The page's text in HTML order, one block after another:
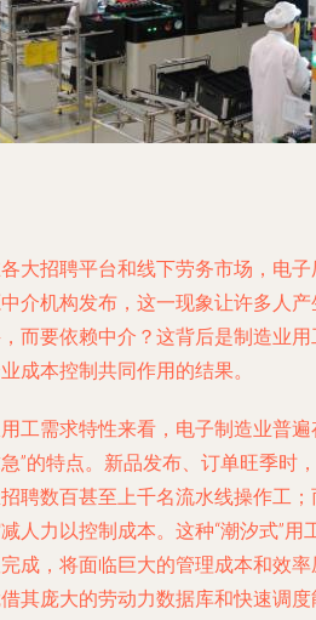
大招聘平台和线下劳务市场，电
介机构发布，这一现象让许多人
而要依赖中介？这背后是制造业
成本控制共同作用的结果。
工需求特性来看，电子制造业普
”的特点。新品发布、订单旺季时
聘数百甚至上千名流水线操作工
人力以控制成本。这种“潮汐式”
成，将面临巨大的管理成本和效
其庞大的劳动力数据库和快速调度